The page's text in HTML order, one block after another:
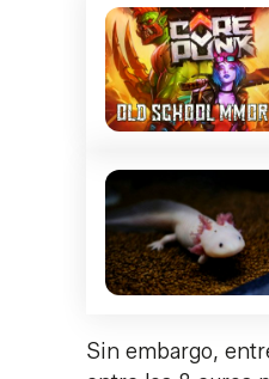
Sin embargo,